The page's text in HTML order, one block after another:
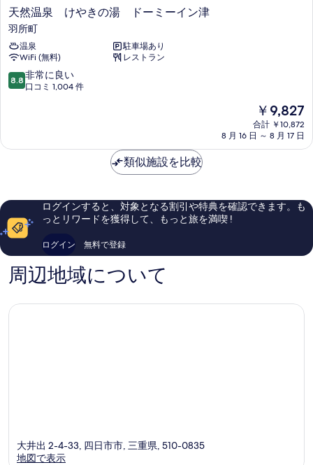
ド
(C1)
の
す
べ
写
示
す
る
(C1)
天
然
温
泉
け
や
き
ミ
津
所
町
天然温泉 けやきの湯 ドーミーイン津
羽所町
温泉
駐車場あり
WiFi (無料)
レストラン
10
段
常
口
ミ
1,004
の
口
ミ
8.8 非常に良い
口コミ 1,004 件
現
在
の
￥9,827
合計 ￥10,872
8 月 16 日 ～ 8 月 17 日
類似施設を比較
ログインすると、対象となる割引や特典を確認できます。も
っとリワードを獲得して、もっと旅を満喫 !
ログイン 無料で登録
周辺地域について
大井出 2-4-33, 四日市市, 三重県, 510-0835
地図で表示